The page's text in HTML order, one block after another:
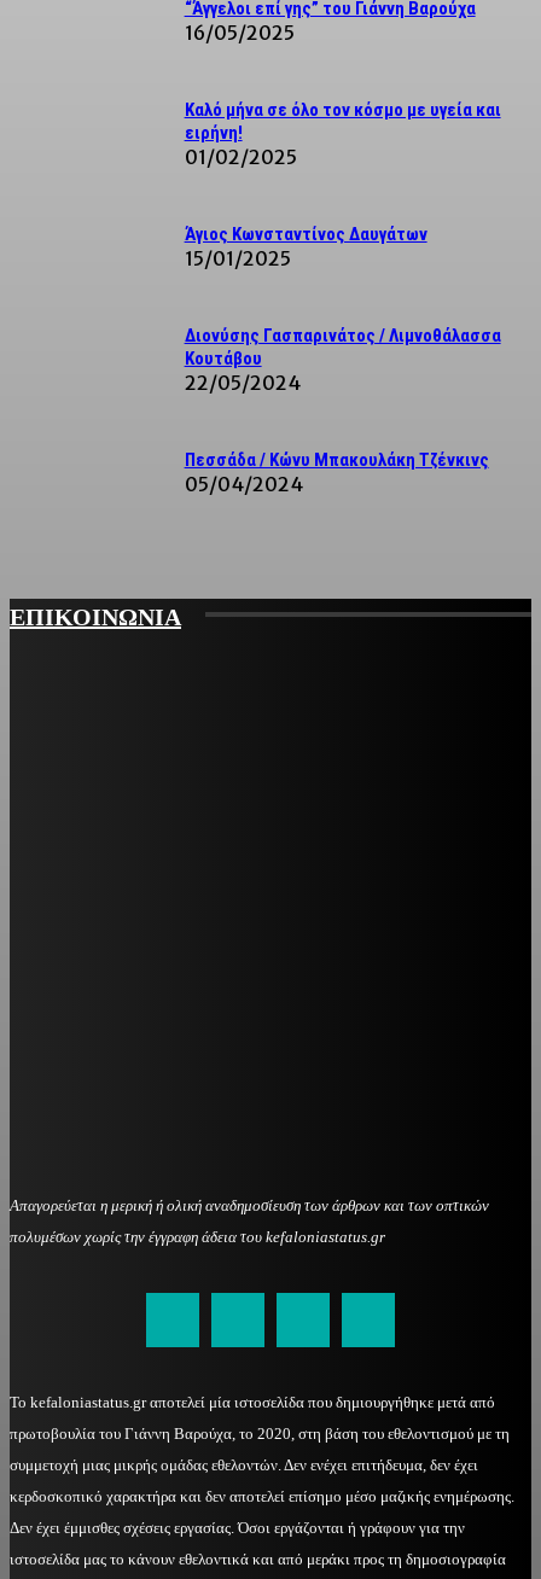
“Άγγελοι επί γης” του Γιάννη Βαρούχα
16/05/2025
Καλό μήνα σε όλο τον κόσμο με υγεία και
ειρήνη!
01/02/2025
Άγιος Κωνσταντίνος Δαυγάτων
15/01/2025
Διονύσης Γασπαρινάτος / Λιμνοθάλασσα
Κουτάβου
22/05/2024
Πεσσάδα / Κώνυ Μπακουλάκη Τζένκινς
05/04/2024
ΕΠΙΚΟΙΝΩΝΙΑ
Απαγορεύεται η μερική ή ολική αναδημοσίευση των άρθρων και των οπτικών
πολυμέσων χωρίς την έγγραφη άδεια του kefaloniastatus.gr
Το kefaloniastatus.gr αποτελεί μία ιστοσελίδα που δημιουργήθηκε μετά από
πρωτοβουλία του Γιάννη Βαρούχα, το 2020, στη βάση του εθελοντισμού με τη
συμμετοχή μιας μικρής ομάδας εθελοντών. Δεν ενέχει επιτήδευμα, δεν έχει
κερδοσκοπικό χαρακτήρα και δεν αποτελεί επίσημο μέσο μαζικής ενημέρωσης.
Δεν έχει έμμισθες σχέσεις εργασίας. Όσοι εργάζονται ή γράφουν για την
ιστοσελίδα μας το κάνουν εθελοντικά και από μεράκι προς τη δημοσιογραφία